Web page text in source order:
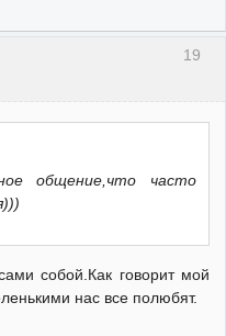
19
общение,что часто
собой.Как говорит мой
нас все полюбят.